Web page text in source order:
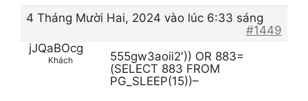
4 Tháng Mười Hai, 2024 vào lúc 6:33 sáng
#1449
jJQaBOcg
Khách
555gw3aoii2′)) OR 883=
(SELECT 883 FROM
PG_SLEEP(15))–